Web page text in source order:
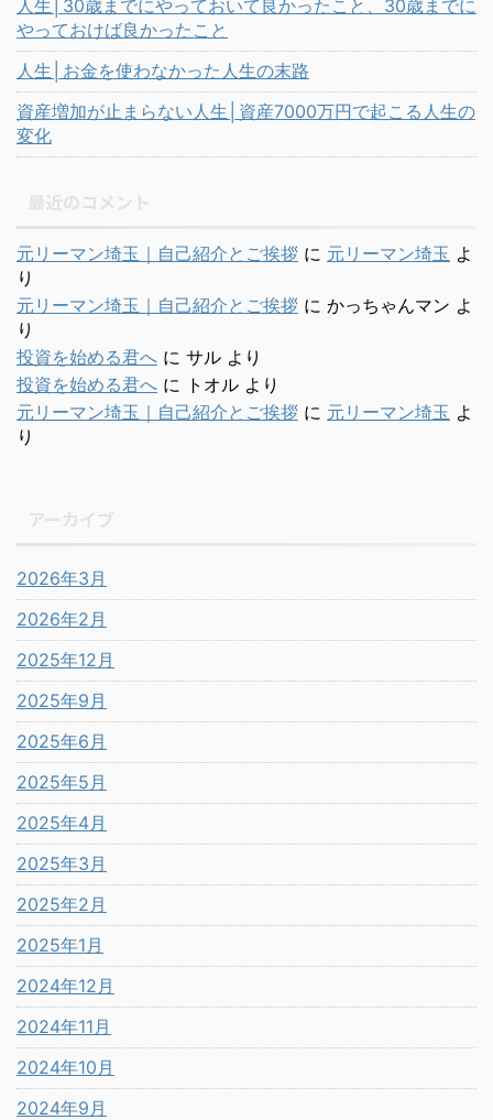
人生│30歳までにやっておいて良かったこと、30歳までに
やっておけば良かったこと
人生│お金を使わなかった人生の末路
資産増加が止まらない人生│資産7000万円で起こる人生の
変化
元リーマン埼玉｜自己紹介とご挨拶 に 元リーマン埼玉 よ
り
元リーマン埼玉｜自己紹介とご挨拶 に かっちゃんマン よ
り
投資を始める君へ に サル より
投資を始める君へ に トオル より
元リーマン埼玉｜自己紹介とご挨拶 に 元リーマン埼玉 よ
り
2026年3月
2026年2月
2025年12月
2025年9月
2025年6月
2025年5月
2025年4月
2025年3月
2025年2月
2025年1月
2024年12月
2024年11月
2024年10月
2024年9月